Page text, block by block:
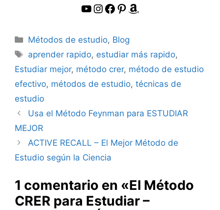
YouTube
Instagram
Facebook
Pinterest
Amazon
Categorías
Métodos de estudio, Blog
Etiquetas
aprender rapido, estudiar más rapido,
Estudiar mejor, método crer, método de estudio
efectivo, métodos de estudio, técnicas de
estudio
Usa el Método Feynman para ESTUDIAR
MEJOR
ACTIVE RECALL – El Mejor Método de
Estudio según la Ciencia
1 comentario en «El Método
CRER para Estudiar –